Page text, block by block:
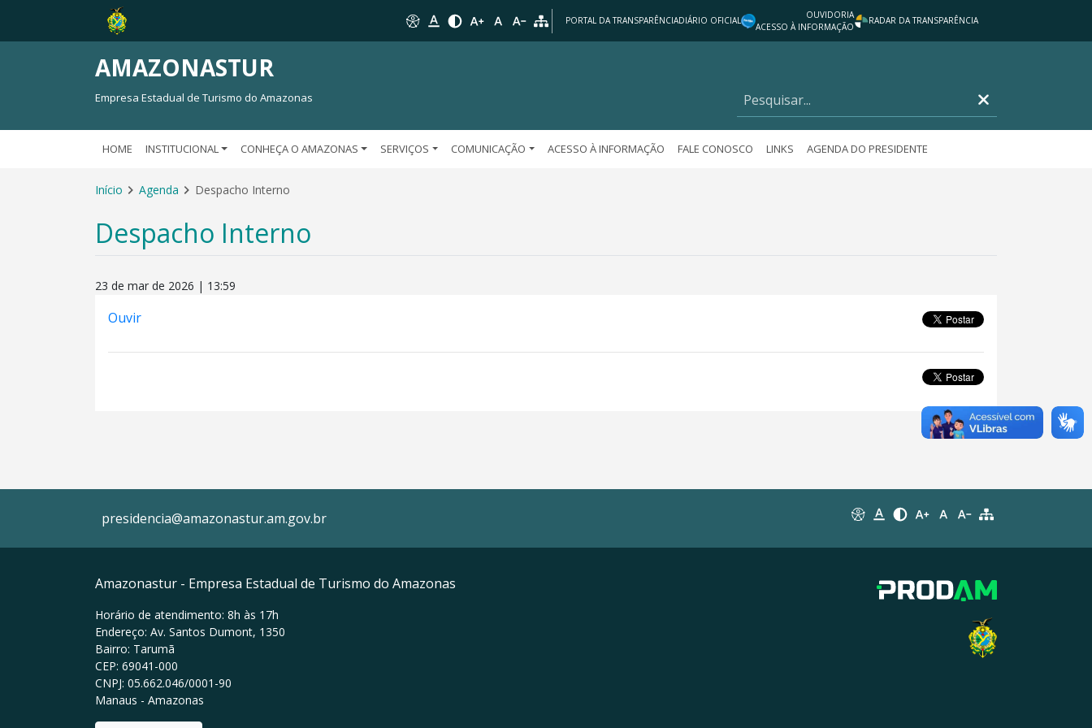
PORTAL DA TRANSPARÊNCIADIÁRIO OFICIAL
OUVIDORIA
ACESSO À INFORMAÇÃO
RADAR DA TRANSPARÊNCIA
AMAZONASTUR
Empresa Estadual de Turismo do Amazonas
HOME INSTITUCIONAL CONHEÇA O AMAZONAS SERVIÇOS COMUNICAÇÃO ACESSO À INFORMAÇÃO FALE CONOSCO LINKS AGENDA DO PRESIDENTE
Início Agenda Despacho Interno
Despacho Interno
23 de mar de 2026 | 13:59
Ouvir
presidencia@amazonastur.am.gov.br
Amazonastur - Empresa Estadual de Turismo do Amazonas
Horário de atendimento: 8h às 17h
Endereço: Av. Santos Dumont, 1350
Bairro: Tarumã
CEP: 69041-000
CNPJ: 05.662.046/0001-90
Manaus - Amazonas